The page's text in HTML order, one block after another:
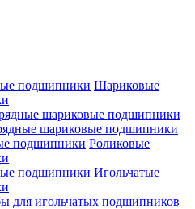
Шариковые
шариковые подшипники
шариковые подшипники
Роликовые
Игольчатые
для игольчатых подшипников